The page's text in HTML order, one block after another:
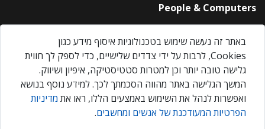
People & Computers
About Us
Privacy Policy
Contact Us
Our Events
באתר זה נעשה שימוש בטכנולוגיות איסוף מידע כגון
Cookies, לרבות על ידי צדדים שלישיים, כדי לספק לך חווית
גלישה טובה יותר וכן למטרות סטטיסטיקה, איפיון ושיווק.
המשך הגלישה באתר מהווה הסכמתך לכך. למידע נוסף בנושא
ואפשרות לנהל את השימוש באמצעים הללו, ראו את מדיניות
הפרטיות המעודכנת של אנשים ומחשבים.